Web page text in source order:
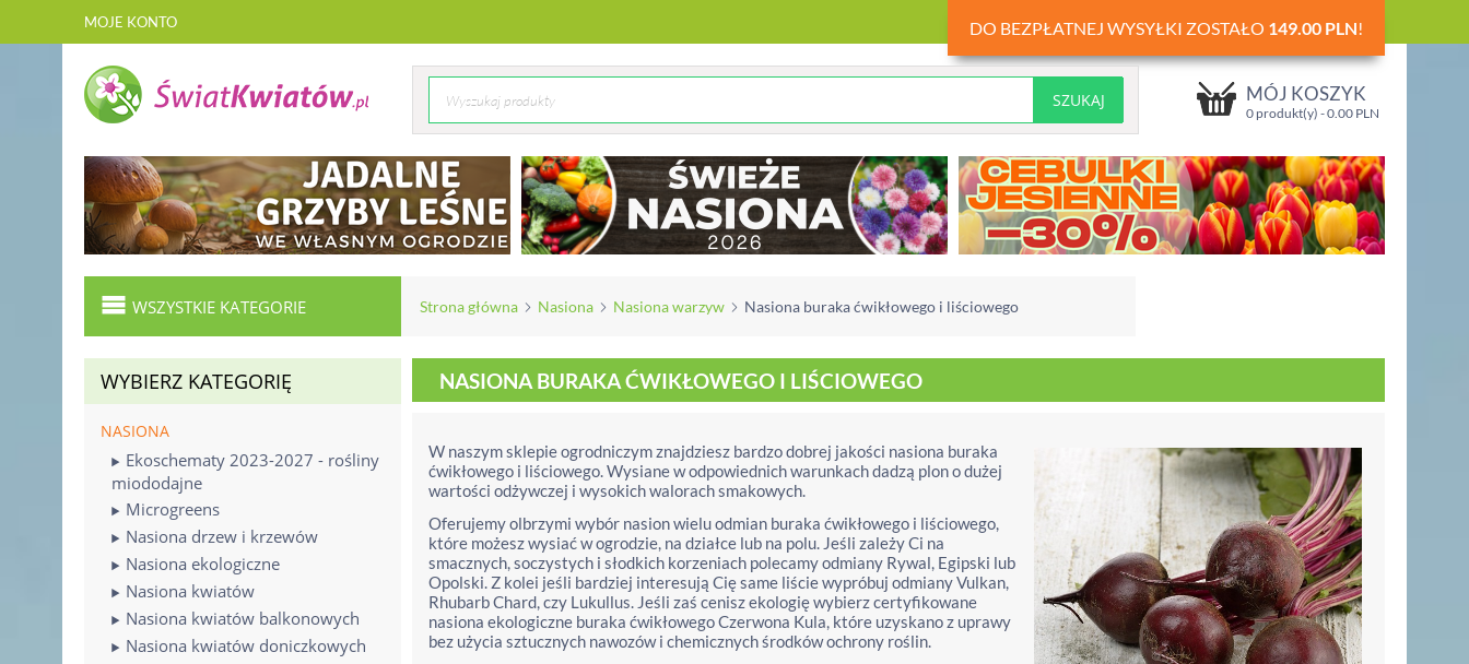
MOJE KONTO DO BEZPŁATNEJ WYSYŁKI ZOSTAŁO 149.00 PLN!
MÓJ KOSZYK
0 produkt(y) -0.00 PLN
WSZYSTKIE KATEGORIE Strona główna Nasiona Nasiona warzyw Nasiona buraka ćwikłowego i liściowego
WYBIERZ KATEGORIĘ
NASIONA
Ekoschematy 2023-2027 - rośliny
miododajne
Microgreens
Nasiona drzew i krzewów
Nasiona ekologiczne
Nasiona kwiatów
Nasiona kwiatów balkonowych
Nasiona kwiatów doniczkowych
NASIONA BURAKA ĆWIKŁOWEGO I LIŚCIOWEGO
W naszym sklepie ogrodniczym znajdziesz bardzo dobrej jakości nasiona buraka
ćwikłowego i liściowego. Wysiane w odpowiednich warunkach dadzą plon o dużej
wartości odżywczej i wysokich walorach smakowych.
Oferujemy olbrzymi wybór nasion wielu odmian buraka ćwikłowego i liściowego,
które możesz wysiać w ogrodzie, na działce lub na polu. Jeśli zależy Ci na
smacznych, soczystych i słodkich korzeniach polecamy odmiany Rywal, Egipski lub
Opolski. Z kolei jeśli bardziej interesują Cię same liście wypróbuj odmiany Vulkan,
Rhubarb Chard, czy Lukullus. Jeśli zaś cenisz ekologię wybierz certyfikowane
nasiona ekologiczne buraka ćwikłowego Czerwona Kula, które uzyskano z uprawy
bez użycia sztucznych nawozów i chemicznych środków ochrony roślin.